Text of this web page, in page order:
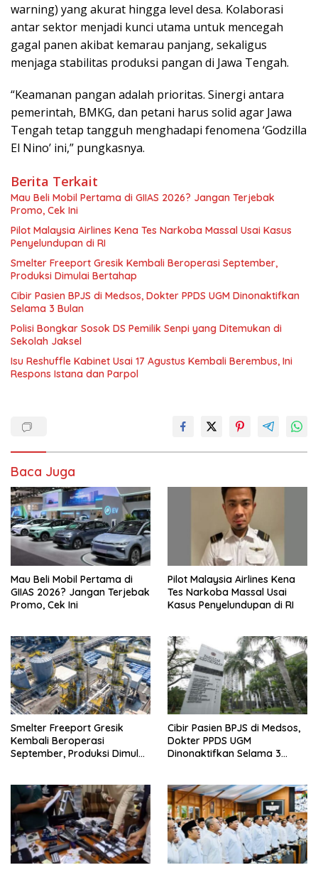
warning) yang akurat hingga level desa. Kolaborasi
antar sektor menjadi kunci utama untuk mencegah
gagal panen akibat kemarau panjang, sekaligus
menjaga stabilitas produksi pangan di Jawa Tengah.
“Keamanan pangan adalah prioritas. Sinergi antara
pemerintah, BMKG, dan petani harus solid agar Jawa
Tengah tetap tangguh menghadapi fenomena ‘Godzilla
El Nino’ ini,” pungkasnya.
Berita Terkait
Mau Beli Mobil Pertama di GIIAS 2026? Jangan Terjebak
Promo, Cek Ini
Pilot Malaysia Airlines Kena Tes Narkoba Massal Usai Kasus
Penyelundupan di RI
Smelter Freeport Gresik Kembali Beroperasi September,
Produksi Dimulai Bertahap
Cibir Pasien BPJS di Medsos, Dokter PPDS UGM Dinonaktifkan
Selama 3 Bulan
Polisi Bongkar Sosok DS Pemilik Senpi yang Ditemukan di
Sekolah Jaksel
Isu Reshuffle Kabinet Usai 17 Agustus Kembali Berembus, Ini
Respons Istana dan Parpol
Baca Juga
Mau Beli Mobil Pertama di
GIIAS 2026? Jangan Terjebak
Promo, Cek Ini
Pilot Malaysia Airlines Kena
Tes Narkoba Massal Usai
Kasus Penyelundupan di RI
Smelter Freeport Gresik
Kembali Beroperasi
September, Produksi Dimulai
Cibir Pasien BPJS di Medsos,
Dokter PPDS UGM
Dinonaktifkan Selama 3